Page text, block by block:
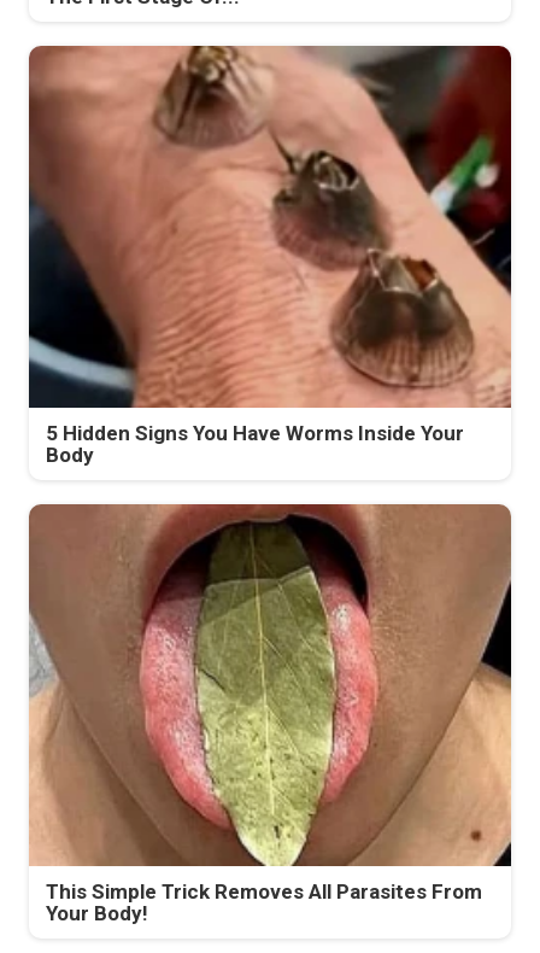
5 Hidden Signs You Have Worms Inside Your
Body
This Simple Trick Removes All Parasites From
Your Body!